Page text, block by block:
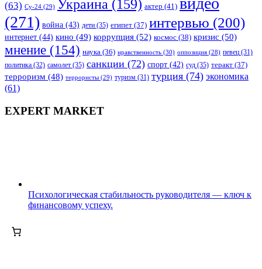
(63) Су-24 (29) Украина (159) актер (41)
(271) война (43) дети (35) египет (37) интервью (200)
интернет (44) кино (49) коррупция (52) космос (38) кризис (50)
мнение (154) наука (36) нравственность (30) оппозиция (28) певец (31)
политика (32) самолет (35) санкции (72) спорт (42) суд (35) теракт (37)
терроризм (48) террористы (29) туризм (31) турция (74) экономика
(61)
EXPERT MARKET
Психологическая стабильность руководителя — ключ к
финансовому успеху.